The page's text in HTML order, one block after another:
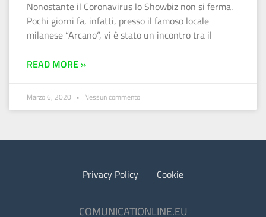
Nonostante il Coronavirus lo Showbiz non si ferma.
Pochi giorni fa, infatti, presso il famoso locale
milanese “Arcano“, vi è stato un incontro tra il
READ MORE »
Marzo 6, 2020 Nessun commento
Privacy Policy Cookie
COMUNICATIONLINE.EU